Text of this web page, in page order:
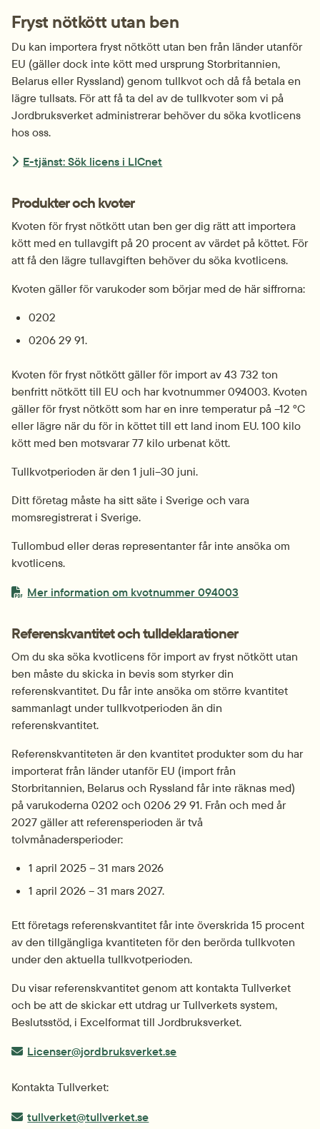
Fryst nötkött utan ben
Du kan importera fryst nötkött utan ben från länder utanför
EU (gäller dock inte kött med ursprung Storbritannien,
Belarus eller Ryssland) genom tullkvot och då få betala en
lägre tullsats. För att få ta del av de tullkvoter som vi på
Jordbruksverket administrerar behöver du söka kvotlicens
hos oss.
E-tjänst: Sök licens i LICnet
Produkter och kvoter
Kvoten för fryst nötkött utan ben ger dig rätt att importera
kött med en tullavgift på 20 procent av värdet på köttet. För
att få den lägre tullavgiften behöver du söka kvotlicens.
Kvoten gäller för varukoder som börjar med de här siffrorna:
0202
0206 29 91.
Kvoten för fryst nötkött gäller för import av 43 732 ton
benfritt nötkött till EU och har kvotnummer 094003. Kvoten
gäller för fryst nötkött som har en inre temperatur på –12 °C
eller lägre när du för in köttet till ett land inom EU. 100 kilo
kött med ben motsvarar 77 kilo urbenat kött.
Tullkvotperioden är den 1 juli–30 juni.
Ditt företag måste ha sitt säte i Sverige och vara
momsregistrerat i Sverige.
Tullombud eller deras representanter får inte ansöka om
kvotlicens.
PDF-fil.
Mer information om kvotnummer 094003
Referenskvantitet och tulldeklarationer
Om du ska söka kvotlicens för import av fryst nötkött utan
ben måste du skicka in bevis som styrker din
referenskvantitet. Du får inte ansöka om större kvantitet
sammanlagt under tullkvotperioden än din
referenskvantitet.
Referenskvantiteten är den kvantitet produkter som du har
importerat från länder utanför EU (import från
Storbritannien, Belarus och Ryssland får inte räknas med)
på varukoderna 0202 och 0206 29 91. Från och med år
2027 gäller att referensperioden är två
tolvmånadersperioder:
1 april 2025 – 31 mars 2026
1 april 2026 – 31 mars 2027.
Ett företags referenskvantitet får inte överskrida 15 procent
av den tillgängliga kvantiteten för den berörda tullkvoten
under den aktuella tullkvotperioden.
Du visar referenskvantitet genom att kontakta Tullverket
och be att de skickar ett utdrag ur Tullverkets system,
Beslutsstöd, i Excelformat till Jordbruksverket.
E-post:
Licenser@jordbruksverket.se
Kontakta Tullverket:
E-post:
tullverket@tullverket.se